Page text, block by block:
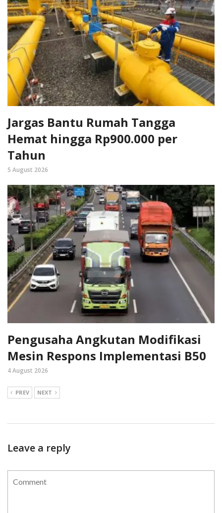
Jargas Bantu Rumah Tangga
Hemat hingga Rp900.000 per
Tahun
5 August 2026
Pengusaha Angkutan Modifikasi
Mesin Respons Implementasi B50
4 August 2026
PREV NEXT
Leave a reply